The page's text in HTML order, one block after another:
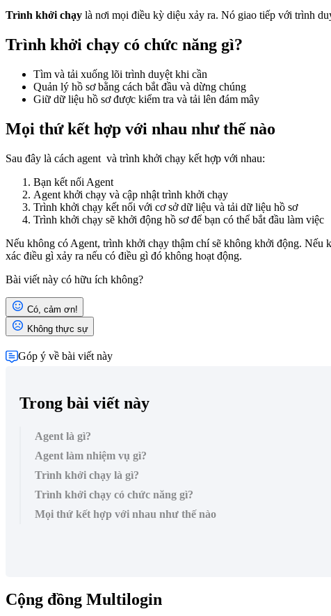
Trình khởi chạy là nơi mọi điều kỳ diệu xảy ra. Nó giao tiếp với trình
Trình khởi chạy có chức năng gì?
Tìm và tải xuống lõi trình duyệt khi cần
Quản lý hồ sơ bằng cách bắt đầu và dừng chúng
Giữ dữ liệu hồ sơ được kiểm tra và tải lên đám mây
Mọi thứ kết hợp với nhau như thế nào
Sau đây là cách agent và trình khởi chạy kết hợp với nhau:
Bạn kết nối Agent
Agent khởi chạy và cập nhật trình khởi chạy
Trình khởi chạy kết nối với cơ sở dữ liệu và tải dữ liệu hồ sơ
Trình khởi chạy sẽ khởi động hồ sơ để bạn có thể bắt đầu làm việc
Nếu không có Agent, trình khởi chạy thậm chí sẽ không khởi động. Nếu
xác điều gì xảy ra nếu có điều gì đó không hoạt động.
Bài viết này có hữu ích không?
Có, cảm ơn!
Không thực sự
Góp ý về bài viết này
Trong bài viết này
Agent là gì?
Agent làm nhiệm vụ gì?
Trình khởi chạy là gì?
Trình khởi chạy có chức năng gì?
Mọi thứ kết hợp với nhau như thế nào
Cộng đồng Multilogin